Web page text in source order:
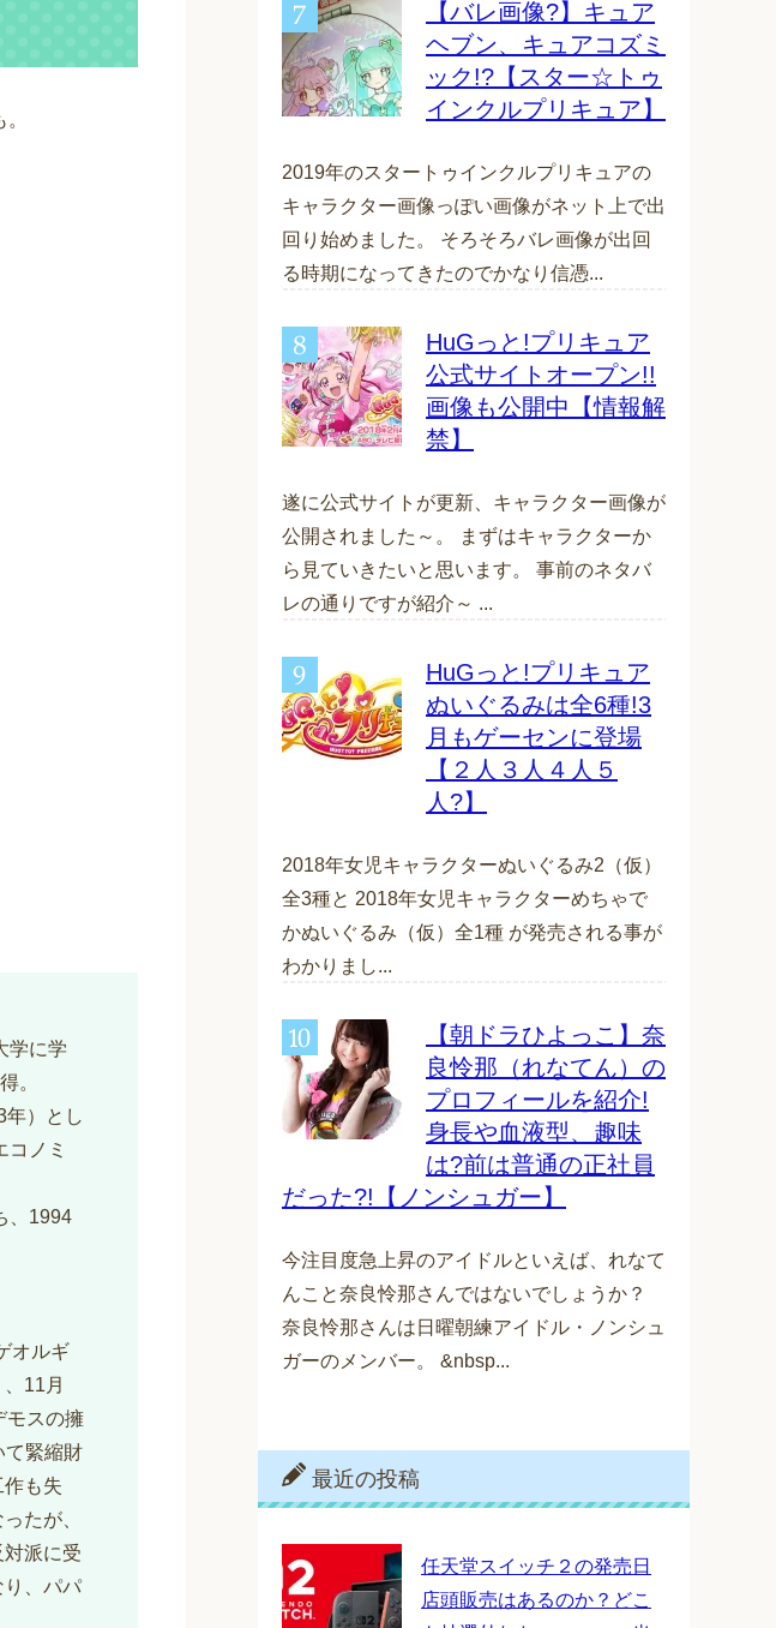
学に学
。
年）とし
ノミ
、1994
オルギ
11月
モスの擁
て緊縮財
も失
たが、
派に受
り、パパ
【バレ画像?】キュア
ヘブン、キュアコズミ
ック!?【スター☆トゥ
インクルプリキュア】
2019年のスタートゥインクルプリキュアの
キャラクター画像っぽい画像がネット上で出
回り始めました。 そろそろバレ画像が出回
る時期になってきたのでかなり信憑...
HuGっと!プリキュア
公式サイトオープン!!
画像も公開中【情報解
禁】
遂に公式サイトが更新、キャラクター画像が
公開されました～。 まずはキャラクターか
ら見ていきたいと思います。 事前のネタバ
レの通りですが紹介～ ...
HuGっと!プリキュア
ぬいぐるみは全6種!3
月もゲーセンに登場
【２人３人４人５
人?】
2018年女児キャラクターぬいぐるみ2（仮）
全3種と 2018年女児キャラクターめちゃで
かぬいぐるみ（仮）全1種 が発売される事が
わかりまし...
【朝ドラひよっこ】奈
良怜那（れなてん）の
プロフィールを紹介!
身長や血液型、趣味
は?前は普通の正社員
だった?!【ノンシュガー】
今注目度急上昇のアイドルといえば、れなて
んこと奈良怜那さんではないでしょうか？
奈良怜那さんは日曜朝練アイドル・ノンシュ
ガーのメンバー。 &nbsp...
最近の投稿
任天堂スイッチ２の発売日
店頭販売はあるのか？どこ